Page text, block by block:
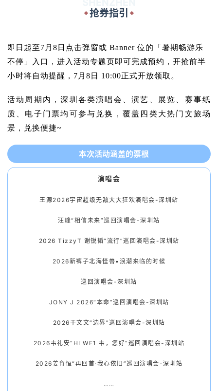
抢券指引
即日起至7月8日 点击弹窗或 Banner 位的
「暑期畅游乐
不停」入口， 进入活动专题页即可完成预约， 开抢前半
小时将自动提醒， 7月8日 10:00正式开放领取。
活动周期内，深圳各类演唱会、演艺、展览、赛事纸
质、电子门票均可参与兑换，覆盖四类大热门文旅场
景，兑换便捷~
本次活动涵盖的票根
演唱会
王源2026宇宙超级无敌大大狂欢演唱会-深圳站
汪峰“相信未来”巡回演唱会-深圳站
2026 TizzyT 谢锐韬“流行”巡回演唱会-深圳站
2026新裤子北海怪兽•浪潮来临的时候
巡回演唱会-深圳站
JONY J 2026“本命”巡回演唱会-深圳站
2026于文文“边界”巡回演唱会-深圳站
2026韦礼安“HI WE1 韦，您好”巡回演唱会-深圳站
2026姜育恒“再回首·我心依旧”巡回演唱会-深圳站
……